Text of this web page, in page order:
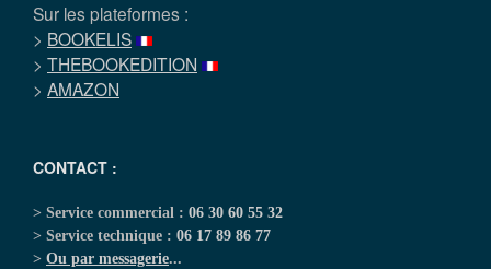
Sur les plateformes :
> BOOKELIS
> THEBOOKEDITION
> AMAZON
CONTACT :
> Service commercial : 06 30 60 55 32
> Service technique : 06 17 89 86 77
> Ou par messagerie...